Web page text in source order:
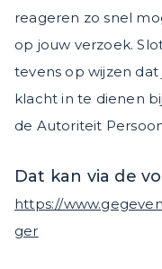
reageren zo snel
op jouw verzoek.
tevens op wijzen
klacht in te dienen
de Autoriteit
Dat kan via de
https://
ger